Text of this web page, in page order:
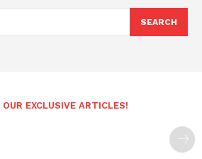
SEARCH
OUR EXCLUSIVE ARTICLES!